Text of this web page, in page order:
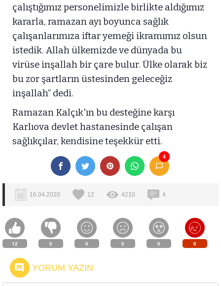
çalıştığımız personelimizle birlikte aldığımız
kararla, ramazan ayı boyunca sağlık
çalışanlarımıza iftar yemeği ikramımız olsun
istedik. Allah ülkemizde ve dünyada bu
virüse inşallah bir çare bulur. Ülke olarak biz
bu zor şartların üstesinden geleceğiz
inşallah” dedi.
Ramazan Kalçık'ın bu desteğine karşı
Karlıova devlet hastanesinde çalışan
sağlıkçılar, kendisine teşekkür etti.
4
16.04.2020 12 4210 4
12 0 0 0 0 0
YORUM YAZIN